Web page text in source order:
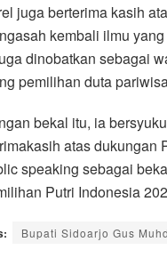
juga berterima kasih
kembali ilmu
dinobatkan sebagai
pemilihan duta
bekal itu, ia
atas
speaking sebagai
Putri Indonesia
Bupati Sidoarjo Gus